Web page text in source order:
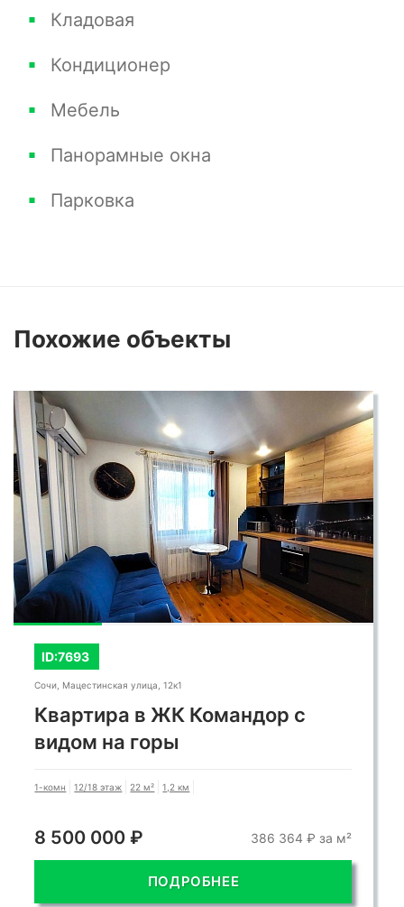
Кладовая
Кондиционер
Мебель
Панорамные окна
Парковка
Похожие объекты
ID:7693
Сочи, Мацестинская улица, 12к1
Квартира в ЖК Командор с
видом на горы
1-комн 12/18 этаж 22 м² 1,2 км
8 500 000 ₽ 386 364 ₽ за м²
ПОДРОБНЕЕ